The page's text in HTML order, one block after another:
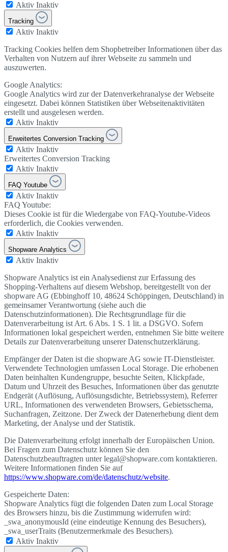
Aktiv Inaktiv
Tracking
Aktiv Inaktiv
Tracking Cookies helfen dem Shopbetreiber Informationen über das
Verhalten von Nutzern auf ihrer Webseite zu sammeln und
auszuwerten.
Google Analytics:
Google Analytics wird zur der Datenverkehranalyse der Webseite
eingesetzt. Dabei können Statistiken über Webseitenaktivitäten
erstellt und ausgelesen werden.
Aktiv Inaktiv
Erweitertes Conversion Tracking
Aktiv Inaktiv
Erweitertes Conversion Tracking
Aktiv Inaktiv
FAQ Youtube
Aktiv Inaktiv
FAQ Youtube:
Dieses Cookie ist für die Wiedergabe von FAQ-Youtube-Videos
erforderlich, die Cookies verwenden.
Aktiv Inaktiv
Shopware Analytics
Aktiv Inaktiv
Shopware Analytics ist ein Analysedienst zur Erfassung des
Shopping-Verhaltens auf diesem Webshop, bereitgestellt von der
shopware AG (Ebbinghoff 10, 48624 Schöppingen, Deutschland) in
gemeinsamer Verantwortung (siehe auch die
Datenschutzinformationen). Die Rechtsgrundlage für die
Datenverarbeitung ist Art. 6 Abs. 1 S. 1 lit. a DSGVO. Sofern
Informationen lokal gespeichert werden, entnehmen Sie bitte weitere
Details zur Datenverarbeitung unserer Datenschutzerklärung.
Empfänger der Daten ist die shopware AG sowie IT-Dienstleister.
Verwendete Technologien umfassen Local Storage. Die erhobenen
Daten beinhalten Kundengruppe, besuchte Seiten, Klickpfade,
Datum und Uhrzeit des Besuches, Informationen über das genutzte
Endgerät (Auflösung, Auflösungsdichte, Betriebssystem), Referrer
URL, Informationen des verwendeten Browsers, Gebietsschema,
Suchanfragen, Zeitzone. Der Zweck der Datenerhebung dient dem
Marketing, der Analyse und der Statistik.
Die Datenverarbeitung erfolgt innerhalb der Europäischen Union.
Bei Fragen zum Datenschutz können Sie den
Datenschutzbeauftragten unter legal@shopware.com kontaktieren.
Weitere Informationen finden Sie auf
https://www.shopware.com/de/datenschutz/website.
Gespeicherte Daten:
Shopware Analytics fügt die folgenden Daten zum Local Storage
des Browsers hinzu, bis die Zustimmung widerrufen wird:
_swa_anonymousId (eine eindeutige Kennung des Besuchers),
_swa_userTraits (Benutzermerkmale des Besuchers).
Aktiv Inaktiv